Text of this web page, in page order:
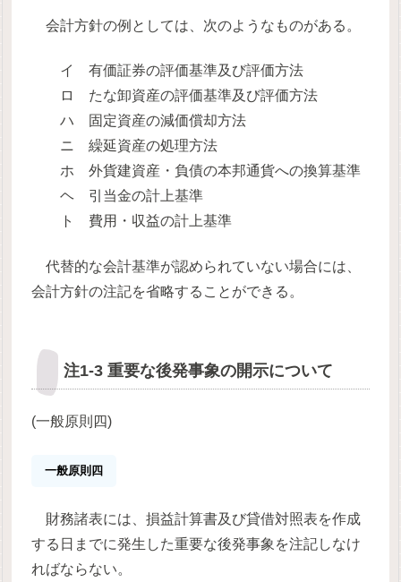
会計方針の例としては、次のようなものがある。
イ 有価証券の評価基準及び評価方法
ロ たな卸資産の評価基準及び評価方法
ハ 固定資産の減価償却方法
ニ 繰延資産の処理方法
ホ 外貨建資産・負債の本邦通貨への換算基準
ヘ 引当金の計上基準
ト 費用・収益の計上基準
代替的な会計基準が認められていない場合には、
会計方針の注記を省略することができる。
注1-3 重要な後発事象の開示について
(一般原則四)
一般原則四
財務諸表には、損益計算書及び貸借対照表を作成
する日までに発生した重要な後発事象を注記しなけ
ればならない。